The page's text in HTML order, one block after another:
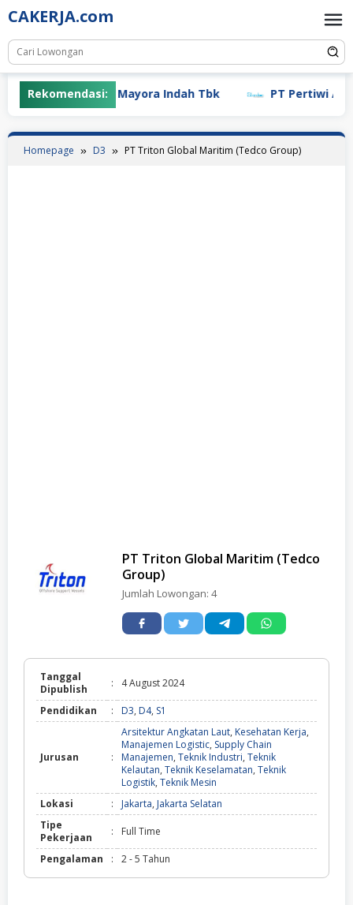
Skip
to
content
CAKERJA.com
Rekomendasi:PT Mayora Indah Tbk PT Pertiwi Agung
Homepage D3 PT Triton Global Maritim (Tedco Group)
PT Triton Global Maritim (Tedco
Group)
Jumlah Lowongan: 4
Tanggal
Dipublish
: 4 August 2024
Pendidikan : D3, D4, S1
Jurusan :
Arsitektur Angkatan Laut, Kesehatan Kerja,
Manajemen Logistic, Supply Chain
Manajemen, Teknik Industri, Teknik
Kelautan, Teknik Keselamatan, Teknik
Logistik, Teknik Mesin
Lokasi
: Jakarta, Jakarta Selatan
Tipe
Pekerjaan
: Full Time
Pengalaman : 2 - 5 Tahun